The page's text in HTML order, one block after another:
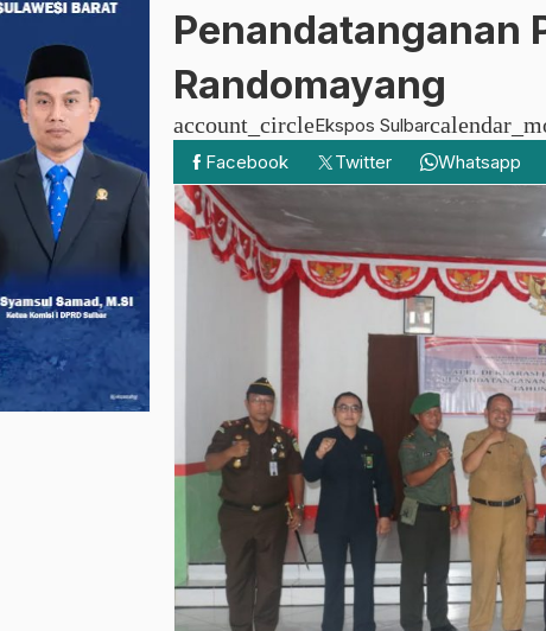
Penandatanganan
Randomayang
account_circleEkspos Sulbar
Facebook
Twitter Whatsapp